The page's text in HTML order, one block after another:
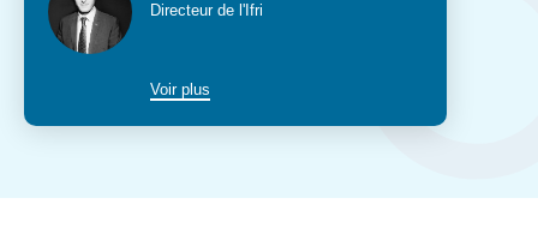
Intitulé
Directeur de l'Ifri
Voir plus